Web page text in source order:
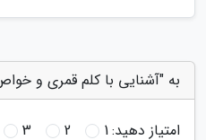
به "آشنایی با کلم قمری و
امتیاز دهید:1
2
3